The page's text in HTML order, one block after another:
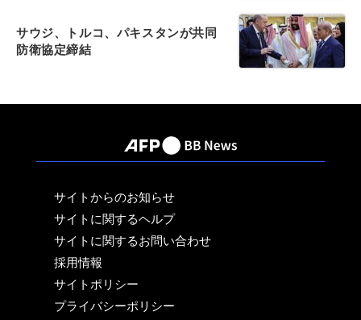
サウジ、トルコ、パキスタンが共同
防衛協定締結
サイトからのお知らせ
サイトに関するヘルプ
サイトに関するお問い合わせ
採用情報
サイトポリシー
プライバシーポリシー